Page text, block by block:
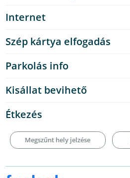
Internet
Szép kártya elfogadás
Parkolás info
Kisállat bevihető
Étkezés
Megszűnt hely jelzése